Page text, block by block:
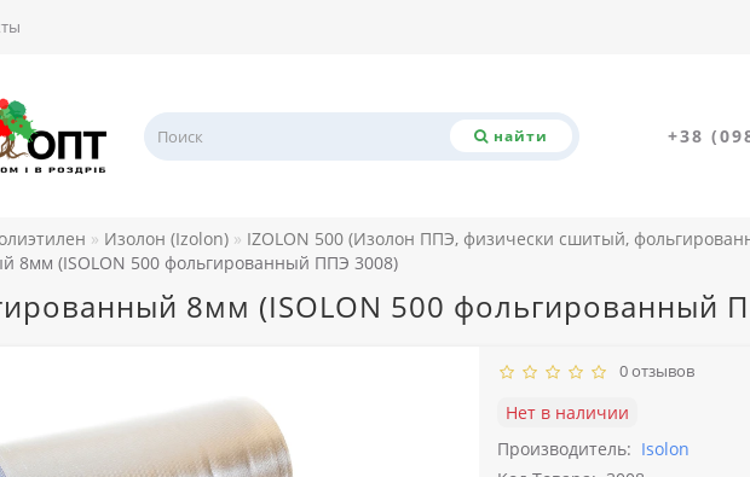
найти +38
Изолон (Izolon)
IZOLON 500 (Изолон ППЭ, физически сшитый,
8мм (ISOLON 500 фольгированный ППЭ 3008)
8мм (ISOLON 500 фольгированный
0 отзывов
Нет в наличии
Производитель: Isolon